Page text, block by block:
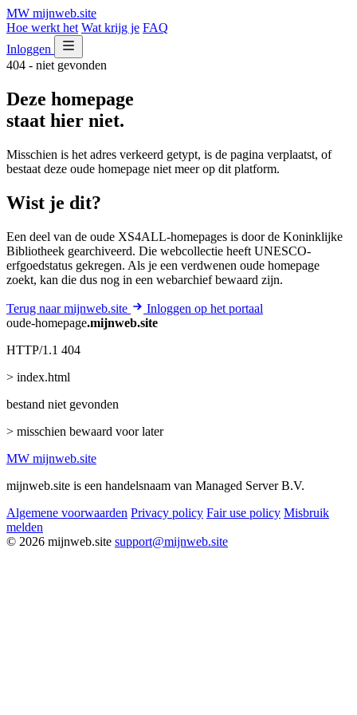
MW mijnweb.site
Hoe werkt het Wat krijg je FAQ
Inloggen
404 - niet gevonden
Deze homepage
staat hier niet.
Misschien is het adres verkeerd getypt, is de pagina verplaatst, of
bestaat deze oude homepage niet meer op dit platform.
Wist je dit?
Een deel van de oude XS4ALL-homepages is door de Koninklijke
Bibliotheek gearchiveerd. Die webcollectie heeft UNESCO-
erfgoedstatus gekregen. Als je een verdwenen oude homepage
zoekt, kan die dus nog in een webarchief bewaard zijn.
Terug naar mijnweb.site
Inloggen op het portaal
oude-homepage.mijnweb.site
HTTP/1.1 404
> index.html
bestand niet gevonden
> misschien bewaard voor later
MW mijnweb.site
mijnweb.site is een handelsnaam van Managed Server B.V.
Algemene voorwaarden Privacy policy Fair use policy Misbruik
melden
© 2026 mijnweb.site support@mijnweb.site